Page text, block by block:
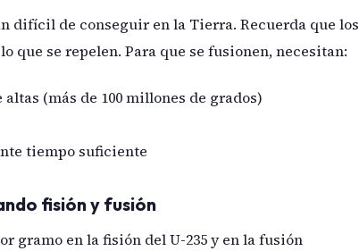
difícil de conseguir en la Tierra. Recuerda que los
que se repelen. Para que se fusionen, necesitan:
(más de 100 millones de grados)
tiempo suficiente
fisión y fusión
gramo en la fisión del U-235 y en la fusión